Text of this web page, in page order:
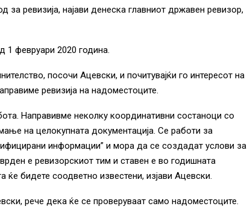
ревизија, најави денеска главниот државен ревизор,
1 февруари 2020 година.
посочи Ацевски, и почитувајќи го интересот на
ревизија на надоместоците.
Направивме неколку координативни состаноци со
на целокупната документација. Се работи за
информации” и мора да се создадат услови за
е ревизорскиот тим и ставен е во годишната
бидете соодветно известени, изјави Ацевски.
рече дека ќе се проверуваат само надоместоците.